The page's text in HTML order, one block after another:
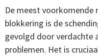
De meest voorkomende
blokkering is de
gevolgd door verdachte
problemen. Het is